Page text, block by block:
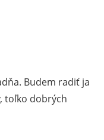
Budem radiť ja
toľko dobrých